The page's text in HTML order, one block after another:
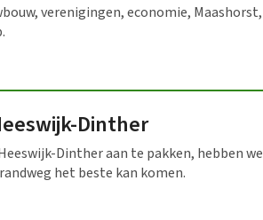
verenigingen, economie, Maashorst,
Dinther
Dinther aan te pakken, hebben we
het beste kan komen.